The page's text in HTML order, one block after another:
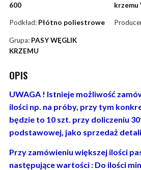
600
krzemu
Podkład: Płótno poliestrowe
Grupa: PASY WĘGLIK
KRZEMU
OPIS
UWAGA ! Istnieje możliwość
ilości np. na próby, przy tym
będzie to 10 szt. przy doliczeniu
podstawowej, jako sprzedaż
Przy zamówieniu większej ilości
następujące wartości : Do ilości